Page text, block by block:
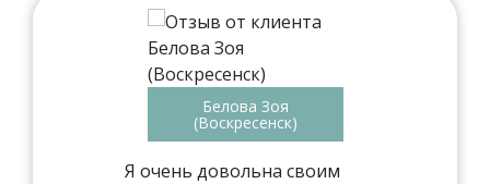
Белова Зоя
(Воскресенск)
Я очень довольна своим